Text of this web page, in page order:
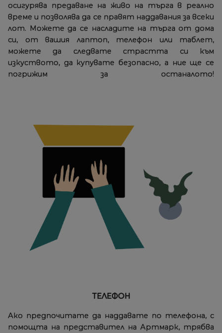
осигурява предаване на живо на търга в реално
време и позволява да се правят наддавания за всеки
лот. Можете да се насладите на търга от дома
си, от вашия лаптоп, телефон или таблет,
можете да следвате страстта си към
изкуството, да купувате безопасно, а ние ще се
погрижим за останалото!
ТЕЛЕФОН
Ако предпочитате да наддавате по телефона, с
помощта на представител на Артмарк, трябва